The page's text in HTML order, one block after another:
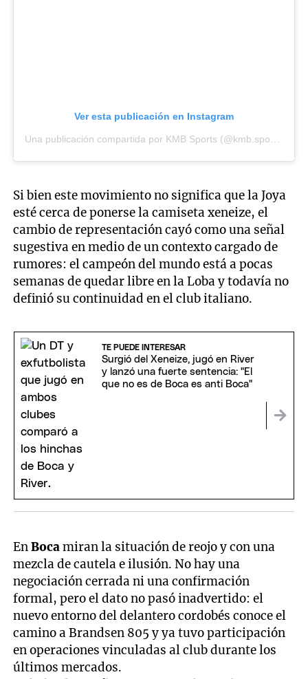
Ver esta publicación en Instagram
Si bien este movimiento no significa que la Joya
esté cerca de ponerse la camiseta xeneize, el
cambio de representación cayó como una señal
sugestiva en medio de un contexto cargado de
rumores: el campeón del mundo está a pocas
semanas de quedar libre en la Loba y todavía no
definió su continuidad en el club italiano.
TE PUEDE INTERESAR
Surgió del Xeneize, jugó en River
y lanzó una fuerte sentencia: "El
que no es de Boca es anti Boca"
EnBocamiran la situación de reojo y con una
mezcla de cautela e ilusión. No hay una
negociación cerrada ni una confirmación
formal, pero el dato no pasó inadvertido: el
nuevo entorno del delantero cordobés conoce el
camino a Brandsen 805 y ya tuvo participación
en operaciones vinculadas al club durante los
últimos mercados.